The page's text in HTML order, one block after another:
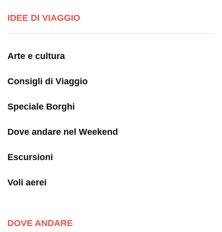
IDEE DI VIAGGIO
Arte e cultura
Consigli di Viaggio
Speciale Borghi
Dove andare nel Weekend
Escursioni
Voli aerei
DOVE ANDARE